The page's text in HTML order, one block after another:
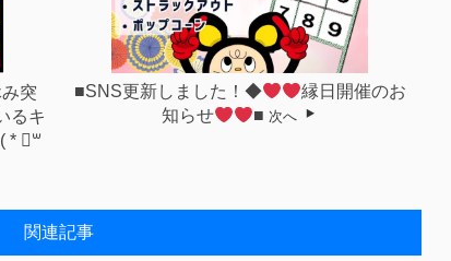
突
るキ
* ॑꒳
■SNS更新しました！◆
縁日開催のお
知らせ
■ 次へ
関連記事